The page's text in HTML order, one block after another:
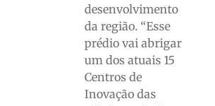
desenvolvimento
da região. “Esse
prédio vai abrigar
um dos atuais 15
Centros de
Inovação das